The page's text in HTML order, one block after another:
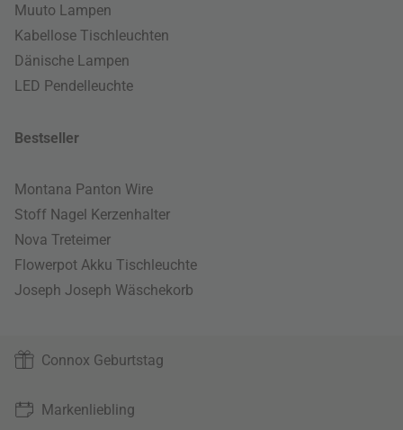
Muuto Lampen
Kabellose Tischleuchten
Dänische Lampen
LED Pendelleuchte
Bestseller
Montana Panton Wire
Stoff Nagel Kerzenhalter
Nova Treteimer
Flowerpot Akku Tischleuchte
Joseph Joseph Wäschekorb
Connox Geburtstag
Markenliebling